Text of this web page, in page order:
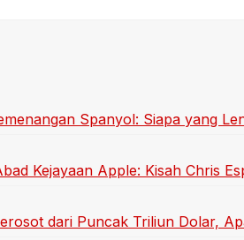
Spanyol: Siapa yang
Kejayaan Apple: Kisah Chris
dari Puncak Triliun Dolar,